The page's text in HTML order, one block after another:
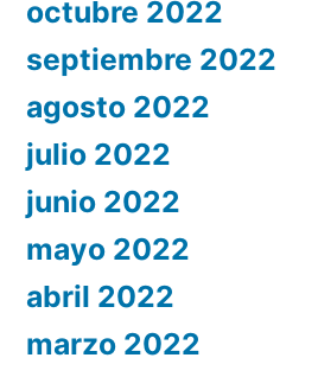
octubre 2022
septiembre 2022
agosto 2022
julio 2022
junio 2022
mayo 2022
abril 2022
marzo 2022